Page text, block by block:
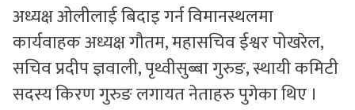
अध्यक्ष ओलीलाई बिदाइ गर्न विमानस्थलमा
कार्यवाहक अध्यक्ष गौतम, महासचिव ईश्वर पोखरेल,
सचिव प्रदीप ज्ञवाली, पृथ्वीसुब्बा गुरुङ, स्थायी कमिटी
सदस्य किरण गुरुङ लगायत नेताहरु पुगेका थिए ।